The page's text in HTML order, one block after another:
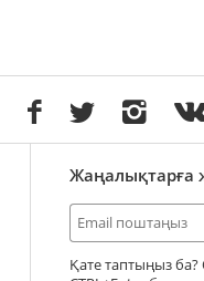
Жаңалықтарға
Қате таптыңыз ба?